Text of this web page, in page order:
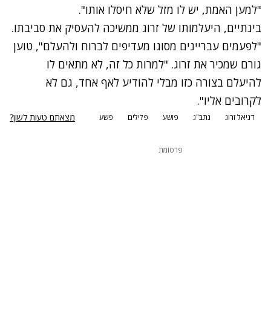
"למען האמת, יש לו מזל שלא חיסלו אותו".
בינתיים, היעלמותו של זרוג ממשיכה להעסיק את סביבתו.
"לפעמים עבריינים מסוגו מעדיפים לברוח ולהעלם", טוען
גורם שמכיר את זרוג. "למרות כל זה, לא מתאים לו
להיעלם בצורה כזו מבלי להודיע לאף אחד, גם לא
לקרובים אליו".
דניאל זרוג נתב"ג פושע פלילים פשע מצאתם טעות לשון?
פרסומת